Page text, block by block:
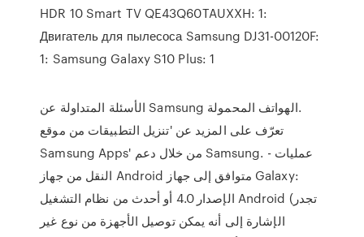
HDR 10 Smart TV QE43Q60TAUXXH: 1:
Двигатель для пылесоса Samsung DJ31-00120F:
1: Samsung Galaxy S10 Plus: 1
الأسئلة المتداولة عن Samsung الهواتف المحمولة‎.
تعرّف على المزيد عن 'تنزيل التطبيقات من موقع
Samsung Apps' من خلال دعم Samsung. - عمليات
النقل من جهاز Android متوافق إلى جهاز Galaxy:
الإصدار 4.0 أو أحدث من نظام التشغيل Android (تجدر
الإشارة إلى أنه يمكن توصيل الأجهزة من نوع غير